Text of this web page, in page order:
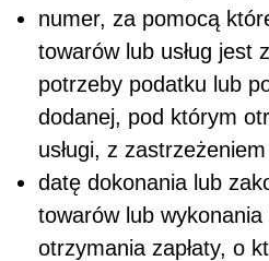
numer, za pomocą
towarów lub usług jest
potrzeby podatku lub
dodanej, pod którym
usługi, z
datę dokonania lub
towarów lub wykonania
otrzymania zapłaty, o